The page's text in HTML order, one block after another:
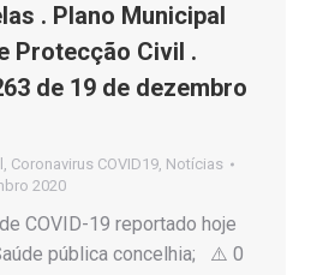
. Plano Municipal
Protecção Civil .
de 19 de dezembro
, Coronavirus COVID19, Notícias
2020
COVID-19 reportado hoje
pública concelhia; ⚠️ 0